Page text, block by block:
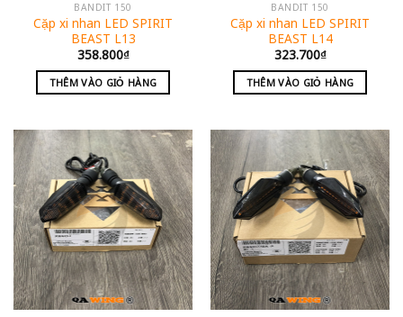
BANDIT 150
Cặp xi nhan LED SPIRIT
BEAST L13
358.800₫
THÊM VÀO GIỎ HÀNG
BANDIT 150
Cặp xi nhan LED SPIRIT
BEAST L14
323.700₫
THÊM VÀO GIỎ HÀNG